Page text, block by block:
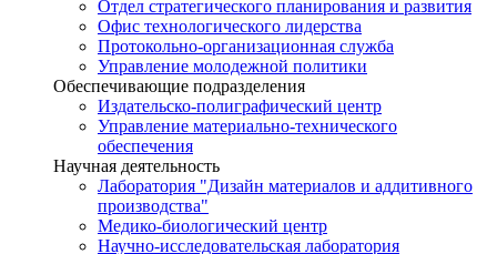
Отдел стратегического планирования и развития
Офис технологического лидерства
Протокольно-организационная служба
Управление молодежной политики
Обеспечивающие подразделения
Издательско-полиграфический центр
Управление материально-технического
обеспечения
Научная деятельность
Лаборатория "Дизайн материалов и аддитивного
производства"
Медико-биологический центр
Научно-исследовательская лаборатория